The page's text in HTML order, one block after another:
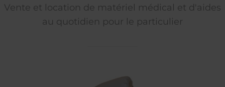
Vente et location de matériel médical et d'aides
au quotidien pour le particulier